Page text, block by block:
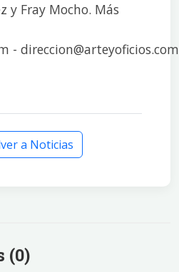
y Fray Mocho. Más
-
a Noticias
(0)